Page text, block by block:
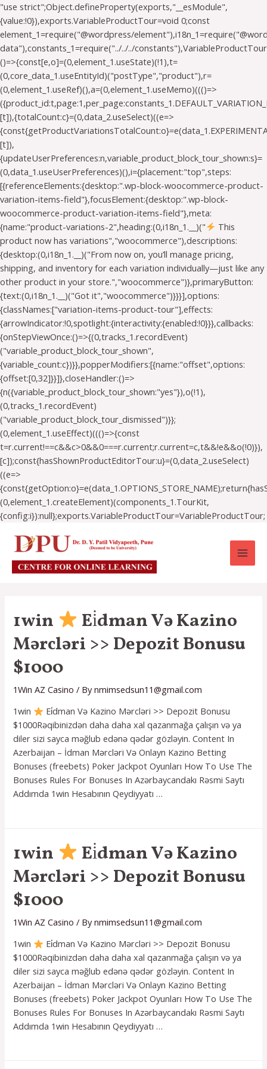
"use strict";Object.defineProperty(exports,"__esModule",
{value:!0}),exports.VariableProductTour=void 0;const
element_1=require("@wordpress/
data"),constants_1=require("../../../
()=>{const[e,o]=(0,element_1.useState)(!1),t=
(0,core_data_1.useEntityId)("postType","product"),r=
(0,element_1.useRef)(),a=(0,element_1.useMemo)((()=>
[t]),{totalCount:c}=(0,data_2.useSelect)((e=>
[t]),
{updateUserPreferences:n,variable_product_block_tour_shown:s}=
(0,data_1.useUserPreferences)(),i={placement:"top",steps:
[{referenceElements:{desktop:".wp-block-woocommerce-product-
variation-items-field"},focusElement:{desktop:".wp-block-
woocommerce-product-variation-items-field"},meta:
{name:"product-variations-2",heading:(0,i18n_1.__)("
This
product now has variations","woocommerce"),descriptions:
{desktop:(0,i18n_1.__)("From now on, you’ll manage pricing,
shipping, and inventory for each variation individually—just like any
other product in your store.","woocommerce")},primaryButton:
{text:(0,i18n_1.__)("Got it","woocommerce")}}}],options:
{classNames:["variation-items-product-tour"],effects:
{arrowIndicator:!0,spotlight:{interactivity:{enabled:!0}}},callbacks:
{onStepViewOnce:()=>{(0,tracks_1.recordEvent)
("variable_product_block_tour_shown",
{variable_count:c})}},popperModifiers:[{name:"offset",options:
{offset:[0,32]}}]},closeHandler:()=>
{n({variable_product_block_tour_shown:"yes"}),o(!1),
(0,tracks_1.recordEvent)
("variable_product_block_tour_dismissed")}};
(0,element_1.useEffect)((()=>{const
t=r.current!==c&&c>0&&0===r.current;r.current=c,t&&!e&&o(!0)}),
[c]);const{hasShownProductEditorTour:u}=(0,data_2.useSelect)
((e=>
(0,element_1.createElement)(components_1.TourKit,
{config:i}):null};exports.VariableProductTour=VariableProductTour;
1win
Ei̇dman Və Kazino
Mərcləri >> Depozit Bonusu
$1000
1Win AZ Casino / Bynmimsedsun11@gmail.com
1win
Ei̇dman Və Kazino Mərcləri >> Depozit Bonusu
$1000Rəqibinizdən daha daha xal qazanmağa çalışın və ya
diler sizi sayca məğlub edənə qədər gözləyin. Content In
Azerbaijan – İdman Mərcləri Və Onlayn Kazino Betting
Bonuses (freebets) Poker Jackpot Oyunları How To Use The
Bonuses Rules For Bonuses In Azərbaycandakı Rəsmi Saytı
Addımda 1win Hesabının Qeydiyyatı …
Və
Kazino
Mərcləri
>>
Bonusu
$1000
Read
More
»
1win
Ei̇dman Və Kazino
Mərcləri >> Depozit Bonusu
$1000
1Win AZ Casino / Bynmimsedsun11@gmail.com
1win
Ei̇dman Və Kazino Mərcləri >> Depozit Bonusu
$1000Rəqibinizdən daha daha xal qazanmağa çalışın və ya
diler sizi sayca məğlub edənə qədər gözləyin. Content In
Azerbaijan – İdman Mərcləri Və Onlayn Kazino Betting
Bonuses (freebets) Poker Jackpot Oyunları How To Use The
Bonuses Rules For Bonuses In Azərbaycandakı Rəsmi Saytı
Addımda 1win Hesabının Qeydiyyatı …